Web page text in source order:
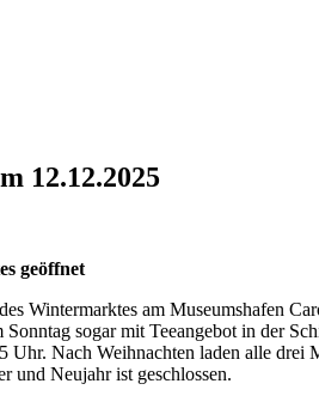
12.12.2025
geöffnet
Wintermarktes am Museumshafen
sogar mit Teeangebot in der
Nach Weihnachten laden alle
und Neujahr ist geschlossen.